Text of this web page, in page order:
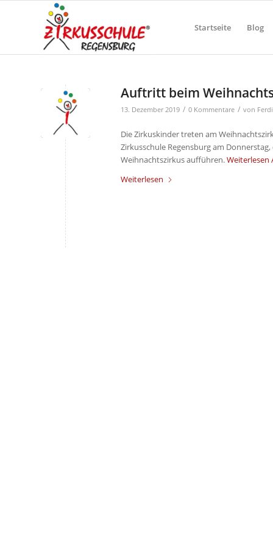
Startseite Blog
Auftritt beim
13. Dezember 2019 / 0 Kommentare / von
Die Zirkuskinder treten am
Zirkusschule Regensburg am
Weihnachtszirkus aufführen.Weiterlesen
Weiterlesen